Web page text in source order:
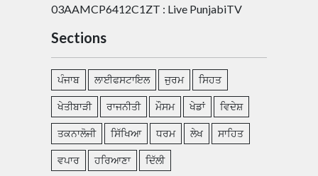
03AAMCP6412C1ZT : Live PunjabiTV
Sections
ਪੰਜਾਬ ਲਾਈਫਸਟਾਇਲ ਜੁਰਮ ਸਿਹਤ
ਖੇਤੀਬਾੜੀ ਰਾਜਨੀਤੀ ਮੌਸਮ ਖੇਡਾਂ ਵਿਦੇਸ਼
ਤਕਨਾਲੋਜੀ ਸਿੱਖਿਆ ਧਰਮ ਲੇਖ ਸਾਹਿਤ
ਵਪਾਰ ਹਰਿਆਣਾ ਦਿੱਲੀ